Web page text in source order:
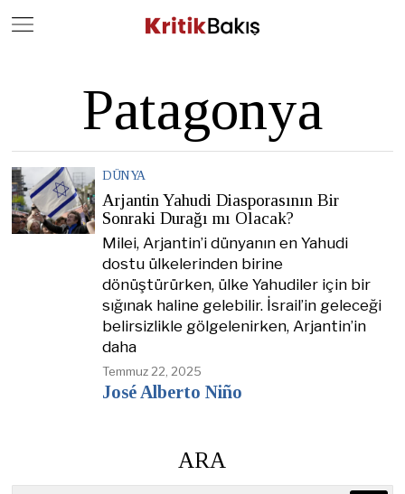
Patagonya
DÜNYA
Arjantin Yahudi Diasporasının Bir
Sonraki Durağı mı Olacak?
Milei, Arjantin’i dünyanın en Yahudi
dostu ülkelerinden birine
dönüştürürken, ülke Yahudiler için bir
sığınak haline gelebilir. İsrail’in geleceği
belirsizlikle gölgelenirken, Arjantin’in
daha
Temmuz 22, 2025
José Alberto Niño
ARA